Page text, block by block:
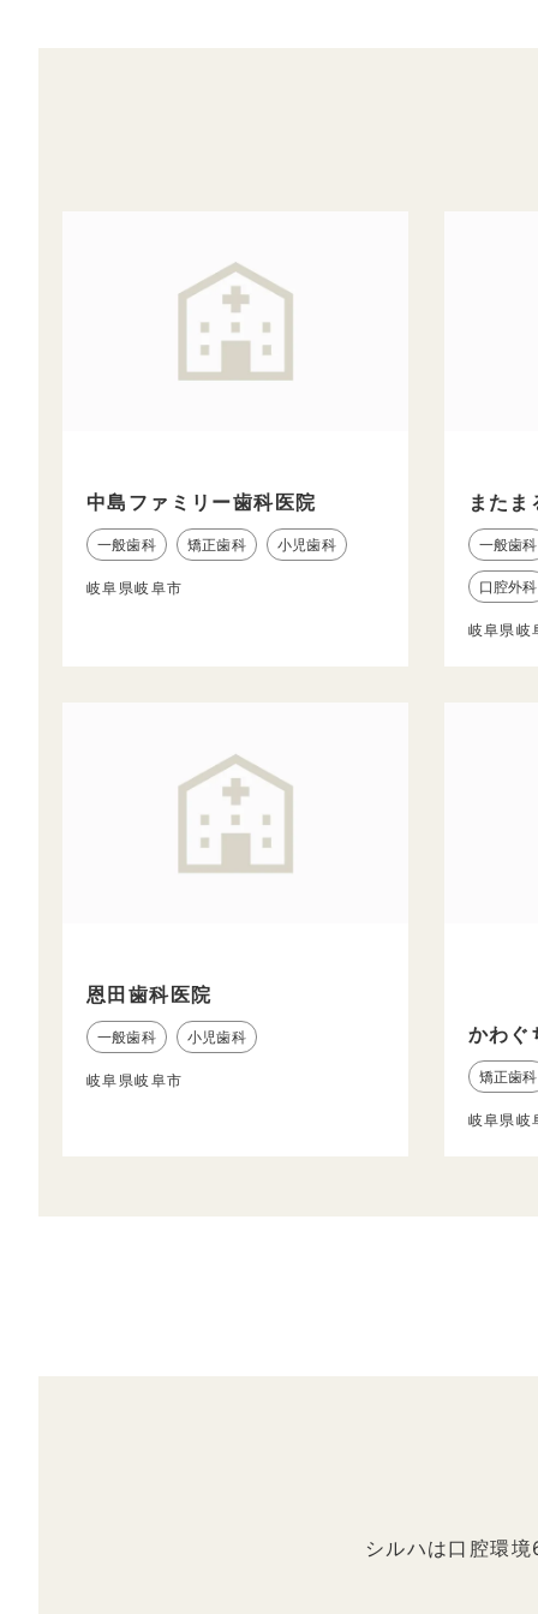
中島ファミリー歯科医院
一般歯科 矯正歯科 小児歯科
岐阜県岐阜市
また
一般歯科
口腔外科
岐阜県岐
恩田歯科医院
一般歯科 小児歯科
岐阜県岐阜市
かわぐ
矯正歯科
岐阜県岐
シルハは口腔環